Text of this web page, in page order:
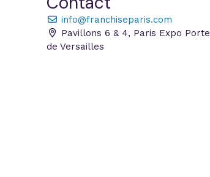
info@franchiseparis.com
Pavillons 6 & 4, Paris Expo Porte
de Versailles